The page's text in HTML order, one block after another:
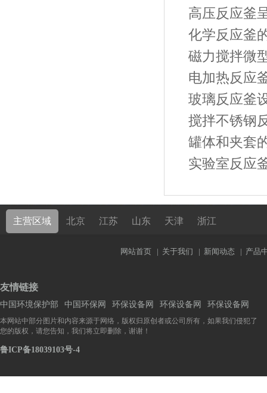
高压反应釜
化学反应釜
磁力搅拌微
电加热反应
玻璃反应釜
搅拌不锈钢
罐体和夹套
实验室反应
主营区域 北京 江苏 山东 天津 浙江
网站首页 | 关于我们 | 新闻动态 | 产品
友情链接
中国环境保护部 中国环保网 环保设备网 环保设备网 环保设备网
本网站中部分图片和内容来源于网络，版权归原创者或公司所有，如果我们侵犯了
您的版权，请您告知，我们将立即删除，谢谢！
鲁ICP备18039103号-4